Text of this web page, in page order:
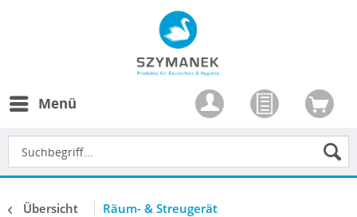
Menü
Übersicht Räum- & Streugerät